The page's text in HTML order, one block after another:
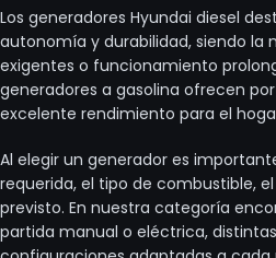
Los generadores Hyundai diesel
autonomía y durabilidad, siendo la
exigentes o funcionamiento
generadores a gasolina ofrecen
excelente rendimiento para el
Al elegir un generador es
requerida, el tipo de combustible,
previsto. En nuestra categoría
partida manual o eléctrica,